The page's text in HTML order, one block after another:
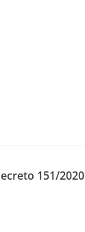
151/2020